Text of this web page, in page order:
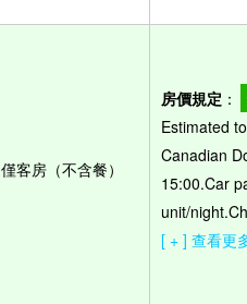
僅客房（不含餐）
房價規定 ：
Estimated
Canadian
15:00.Car
unit/
[ + ] 查看更